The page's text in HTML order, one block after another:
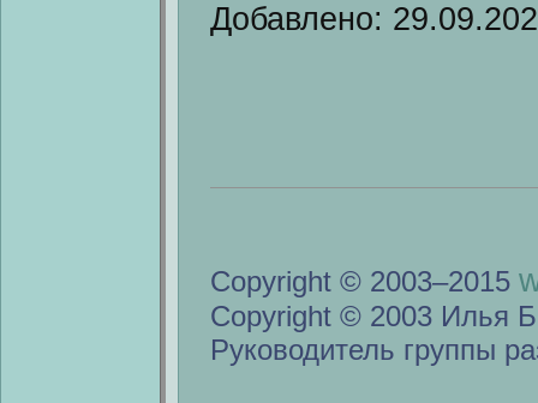
Добавлено:
Copyright © 2003–2015
Copyright © 2003 Илья
Руководитель группы